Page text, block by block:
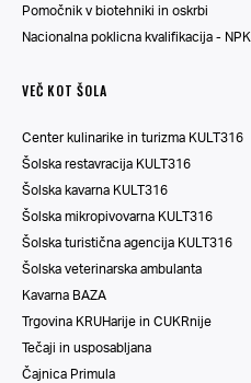
Pomočnik v biotehniki in oskrbi
Nacionalna poklicna kvalifikacija - NPK
VEČ KOT ŠOLA
Center kulinarike in turizma KULT316
Šolska restavracija KULT316
Šolska kavarna KULT316
Šolska mikropivovarna KULT316
Šolska turistična agencija KULT316
Šolska veterinarska ambulanta
Kavarna BAZA
Trgovina KRUHarije in CUKRnije
Tečaji in usposabljana
Čajnica Primula